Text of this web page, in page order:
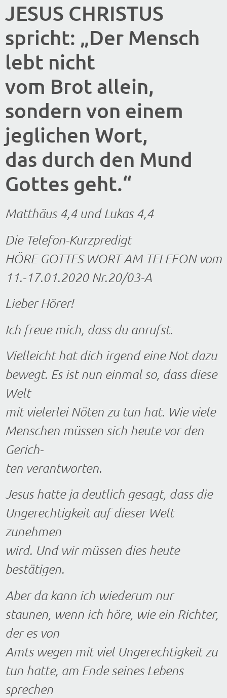
JESUS CHRISTUS
spricht: „Der Mensch
lebt nicht
vom Brot allein,
sondern von einem
jeglichen Wort,
das durch den Mund
Gottes geht.“
Matthäus 4,4 und Lukas 4,4
Die Telefon-Kurzpredigt
HÖRE GOTTES WORT AM TELEFON vom
11.-17.01.2020 Nr.20/03-A
Lieber Hörer!
Ich freue mich, dass du anrufst.
Vielleicht hat dich irgend eine Not dazu
bewegt. Es ist nun einmal so, dass diese
Welt
mit vielerlei Nöten zu tun hat. Wie viele
Menschen müssen sich heute vor den
Gerich-
ten verantworten.
Jesus hatte ja deutlich gesagt, dass die
Ungerechtigkeit auf dieser Welt
zunehmen
wird. Und wir müssen dies heute
bestätigen.
Aber da kann ich wiederum nur
staunen, wenn ich höre, wie ein Richter,
der es von
Amts wegen mit viel Ungerechtigkeit zu
tun hatte, am Ende seines Lebens
sprechen